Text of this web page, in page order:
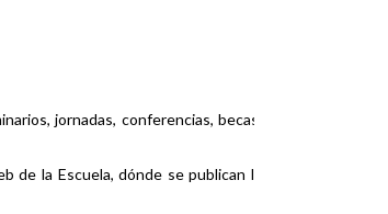
jornadas, conferencias, becas,
de la Escuela, dónde se publican la